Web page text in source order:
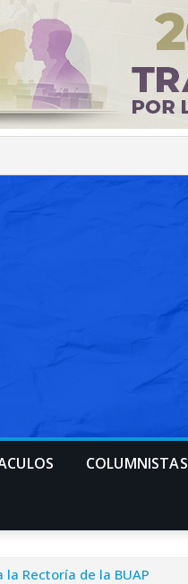
COLUMNISTAS
Rectoría de la BUAP